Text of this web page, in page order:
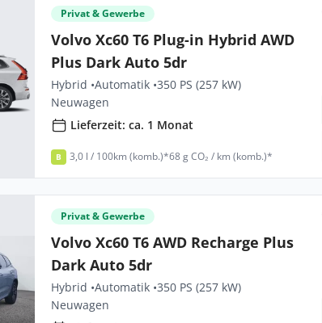
Privat & Gewerbe
Volvo Xc60 T6 Plug-in Hybrid AWD
Plus Dark Auto 5dr
Hybrid •Automatik •350 PS (257 kW)
Neuwagen
Lieferzeit: ca. 1 Monat
B 3,0 l / 100km (komb.)*68 g CO₂ / km (komb.)*
Privat & Gewerbe
Volvo Xc60 T6 AWD Recharge Plus
Dark Auto 5dr
Hybrid •Automatik •350 PS (257 kW)
Neuwagen